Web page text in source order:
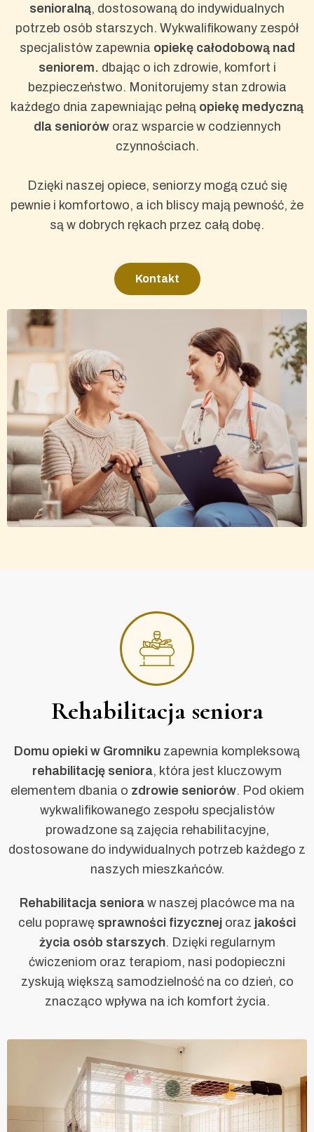
senioralną, dostosowaną do indywidualnych
potrzeb osób starszych. Wykwalifikowany zespół
specjalistów zapewnia opiekę całodobową nad
seniorem. dbając o ich zdrowie, komfort i
bezpieczeństwo. Monitorujemy stan zdrowia
każdego dnia zapewniając pełną opiekę medyczną
dla seniorów oraz wsparcie w codziennych
czynnościach.
Dzięki naszej opiece, seniorzy mogą czuć się
pewnie i komfortowo, a ich bliscy mają pewność, że
są w dobrych rękach przez całą dobę.
Kontakt
Rehabilitacja seniora
Domu opieki w Gromniku zapewnia kompleksową
rehabilitację seniora, która jest kluczowym
elementem dbania o zdrowie seniorów. Pod okiem
wykwalifikowanego zespołu specjalistów
prowadzone są zajęcia rehabilitacyjne,
dostosowane do indywidualnych potrzeb każdego z
naszych mieszkańców.
Rehabilitacja senioraw naszej placówce ma na
celu poprawę sprawności fizycznej oraz jakości
życia osób starszych. Dzięki regularnym
ćwiczeniom oraz terapiom, nasi podopieczni
zyskują większą samodzielność na co dzień, co
znacząco wpływa na ich komfort życia.